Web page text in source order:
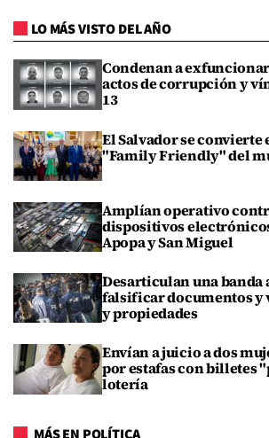
LO MÁS VISTO DEL AÑO
Condenan a
actos de corrupción y
13
El Salvador se
"Family Friendly" del
Amplían operativo
dispositivos
Apopa y San Miguel
Desarticulan una banda
falsificar documentos y
y propiedades
Envían a juicio a dos
por estafas con billetes
lotería
MÁS EN POLÍTICA